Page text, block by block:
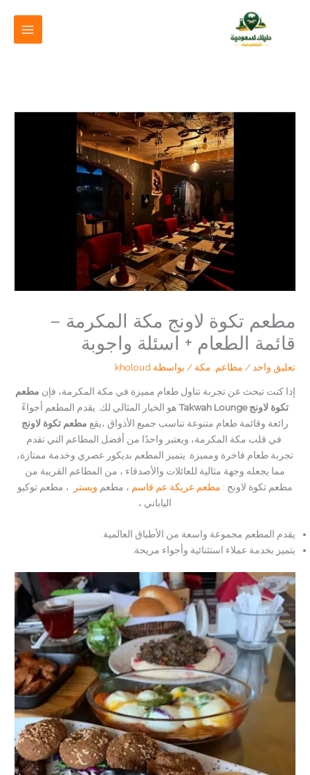
مطعم تكوة لاونج مكة المكرمة –
قائمة الطعام + اسئلة واجوبة
تعليق واحد / مطاعم مكة / بواسطة kholoud
إذا كنت تبحث عن تجربة تناول طعام مميزة في مكة المكرمة، فإن مطعم
تكوة لاونج Takwah Lounge
هو الخيار المثالي لك. يقدم المطعم أجواءً
رائعة وقائمة طعام متنوعة تناسب جميع الأذواق ،يقع مطعم تكوة لاونج
في قلب مكة المكرمة، ويعتبر واحدًا من أفضل المطاعم التي تقدم
تجربة طعام فاخرة ومميزة. يتميز المطعم بديكور عصري وخدمة ممتازة،
مما يجعله وجهة مثالية للعائلات والأصدقاء ، من المطاعم القريبة من
مطعم تكوة لاونج : مطعم عريكة عم قاسم ، مطعم ويستر ، مطعم توكيو
الياباني ،
يقدم المطعم مجموعة واسعة من الأطباق العالمية.
يتميز بخدمة عملاء استثنائية وأجواء مريحة.